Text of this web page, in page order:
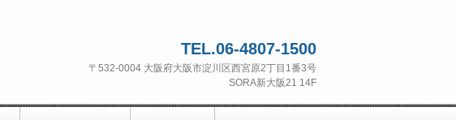
TEL.06-4807-1500
〒532‐0004 大阪府大阪市淀川区西宮原2丁目1番3号
SORA新大阪21 14F